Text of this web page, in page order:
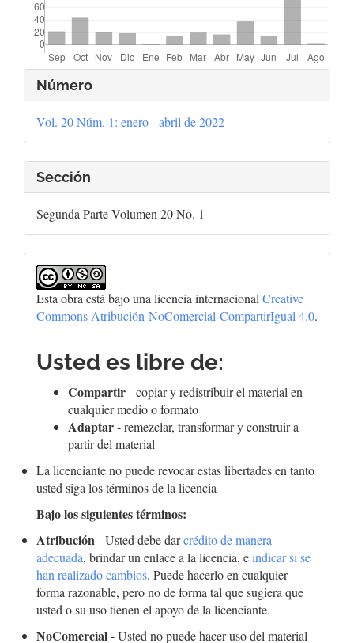
Detalles
del
artículo
Número
Vol. 20 Núm. 1: enero - abril de 2022
Sección
Segunda Parte Volumen 20 No. 1
Esta obra está bajo una licencia internacional Creative
Commons Atribución-NoComercial-CompartirIgual 4.0.
Usted es libre de:
Compartir- copiar y redistribuir el material en
cualquier medio o formato
Adaptar- remezclar, transformar y construir a
partir del material
La licenciante no puede revocar estas libertades en tanto
usted siga los términos de la licencia
Bajo los siguientes términos:
Atribución- Usted debe darcrédito de manera
adecuada, brindar un enlace a la licencia, eindicar si se
han realizado cambios. Puede hacerlo en cualquier
forma razonable, pero no de forma tal que sugiera que
usted o su uso tienen el apoyo de la licenciante.
NoComercial- Usted no puede hacer uso del material